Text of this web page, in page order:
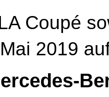
Coupé
2019